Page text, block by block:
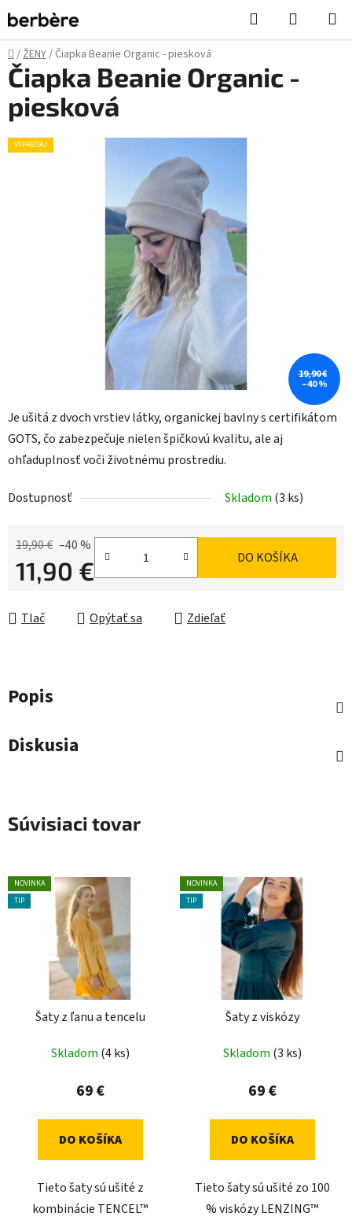
na
obsah
Hľadať
KOŠÍK
Domov
/ŽENY/ Čiapka Beanie Organic - piesková
Je ušitá z dvoch vrstiev látky, organickej bavlny s certifikátom
GOTS, čo zabezpečuje nielen špičkovú kvalitu, ale aj
ohľaduplnosť voči životnému prostrediu.
Dostupnosť Skladom (3 ks)
19,90 € –40 %
11,90 € DO KOŠÍKA
Tlač Opýtať sa Zdieľať
Čiapka Beanie Organic -
piesková
VÝPREDAJ
19,90 €
–40 %
Popis
Diskusia
Súvisiaci tovar
NOVINKA
TIP
Šaty z ľanu a tencelu
Skladom (4 ks)
69 €
DO KOŠÍKA
Tieto šaty sú ušité z
kombinácie TENCEL™
NOVINKA
TIP
Šaty z viskózy
Skladom (3 ks)
69 €
DO KOŠÍKA
Tieto šaty sú ušité zo 100
% viskózy LENZING™